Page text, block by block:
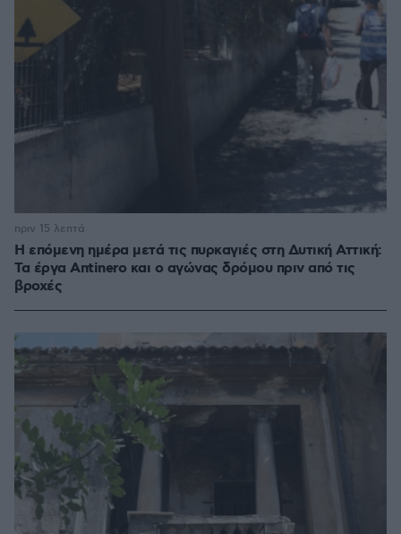
Η επόμενη ημέρα μετά τις πυρκαγιές στη Δυτική Αττική:
Τα έργα Antinero και ο αγώνας δρόμου πριν από τις
βροχές
πριν 15 λεπτά